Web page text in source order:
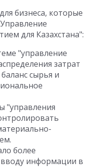
бизнеса, которые
для Казахстана":
"управление
затрат
сырья и
"управления
более
информации в